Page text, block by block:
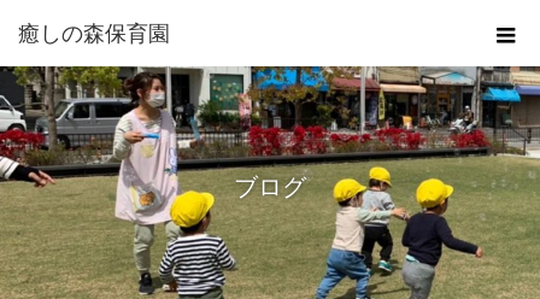
癒しの森保育園
ブログ